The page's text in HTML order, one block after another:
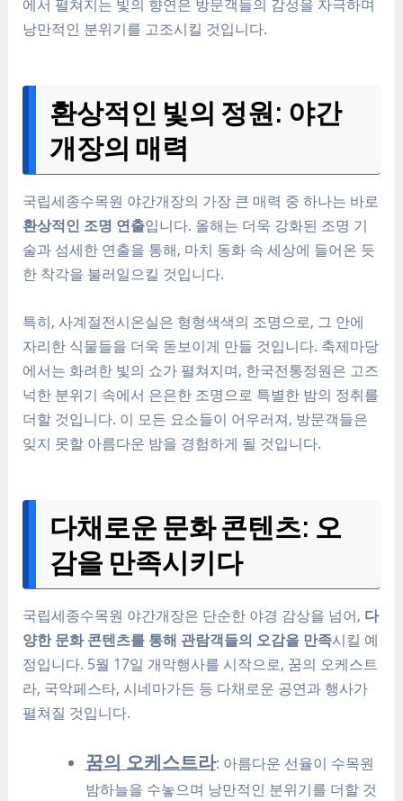
낭만적인 분위기를 고조시킬 것입니다.
환상적인 빛의 정원: 야간
개장의 매력
국립세종수목원 야간개장의 가장 큰 매력 중 하나는 바로
환상적인 조명 연출입니다. 올해는 더욱 강화된 조명 기
술과 섬세한 연출을 통해, 마치 동화 속 세상에 들어온 듯
한 착각을 불러일으킬 것입니다.
특히, 사계절전시온실은 형형색색의 조명으로, 그 안에
자리한 식물들을 더욱 돋보이게 만들 것입니다. 축제마당
에서는 화려한 빛의 쇼가 펼쳐지며, 한국전통정원은 고즈
넉한 분위기 속에서 은은한 조명으로 특별한 밤의 정취를
더할 것입니다. 이 모든 요소들이 어우러져, 방문객들은
잊지 못할 아름다운 밤을 경험하게 될 것입니다.
다채로운 문화 콘텐츠: 오
감을 만족시키다
국립세종수목원 야간개장은 단순한 야경 감상을 넘어, 다
양한 문화 콘텐츠를 통해 관람객들의 오감을 만족시킬 예
정입니다. 5월 17일 개막행사를 시작으로, 꿈의 오케스트
라, 국악페스타, 시네마가든 등 다채로운 공연과 행사가
펼쳐질 것입니다.
꿈의 오케스트라: 아름다운 선율이 수목원
밤하늘을 수놓으며 낭만적인 분위기를 더할 것